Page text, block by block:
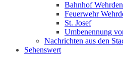
Bahnhof Wehrden
Feuerwehr
St. Josef
Umbenennung
Nachrichten aus den
Sehenswert